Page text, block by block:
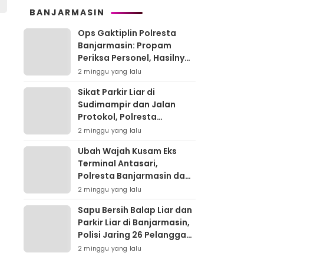
Radikal!
BANJARMASIN
Ops Gaktiplin Polresta
Banjarmasin: Propam
Periksa Personel, Hasilnya
Nihil Pelanggaran
2 minggu yang lalu
Sikat Parkir Liar di
Sudimampir dan Jalan
Protokol, Polresta
Banjarmasin Mobilisasi
Tim Gabungan
2 minggu yang lalu
Ubah Wajah Kusam Eks
Terminal Antasari,
Polresta Banjarmasin dan
Warga Sapu Bersih
Tumpukan Sampah
2 minggu yang lalu
Sapu Bersih Balap Liar dan
Parkir Liar di Banjarmasin,
Polisi Jaring 26 Pelanggar
dalam Semalam
2 minggu yang lalu